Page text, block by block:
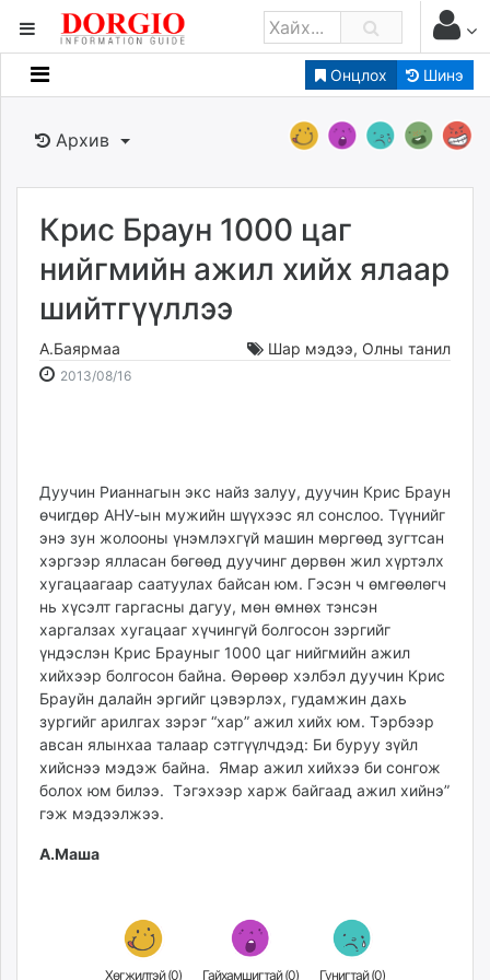
Онцлох Шинэ
Мэдээллийн
Банк санхүү
Бизнес ААН
Төрийн
Нийслэлийн
dorgio.mn
Gogo.mn
caak.mn
ikon.mn
mnb.mn
Livetv.mn
Eguur.mn
24tsag.mn
shuud.mn
eagle.mn
ergelt.mn
zarig.mn
today.mn
zuv.mn
mminfo.mn
urlag.mn
shuurhai.mn
Архив
Крис Браун 1000 цаг
нийгмийн ажил хийх ялаар
шийтгүүллээ
А.Баярмаа Шар мэдээ, Олны танил
2013/08/162013-
2026-
Дуучин Рианнагын экс найз залуу, дуучин Крис Браун
өчигдөр АНУ-ын мужийн шүүхээс ял сонслоо. Түүнийг
энэ зун жолооны үнэмлэхгүй машин мөргөөд зугтсан
хэргээр ялласан бөгөөд дуучинг дөрвөн жил хүртэлх
хугацаагаар саатуулах байсан юм. Гэсэн ч өмгөөлөгч
нь хүсэлт гаргасны дагуу, мөн өмнөх тэнсэн
харгалзах хугацааг хүчингүй болгосон зэргийг
үндэслэн Крис Брауныг 1000 цаг нийгмийн ажил
хийхээр болгосон байна. Өөрөөр хэлбэл дуучин Крис
Брауйн далайн эргийг цэвэрлэх, гудамжин дахь
зургийг арилгах зэрэг “хар” ажил хийх юм. Тэрбээр
авсан ялынхаа талаар сэтгүүлчдэд: Би буруу зүйл
хийснээ мэдэж байна. Ямар ажил хийхээ би сонгож
болох юм билээ. Тэгэхээр харж байгаад ажил хийнэ”
гэж мэдээлжээ.
А.Маша
Хөгжилтэй (0) Гайхамшигтай (0) Гунигтай (0)